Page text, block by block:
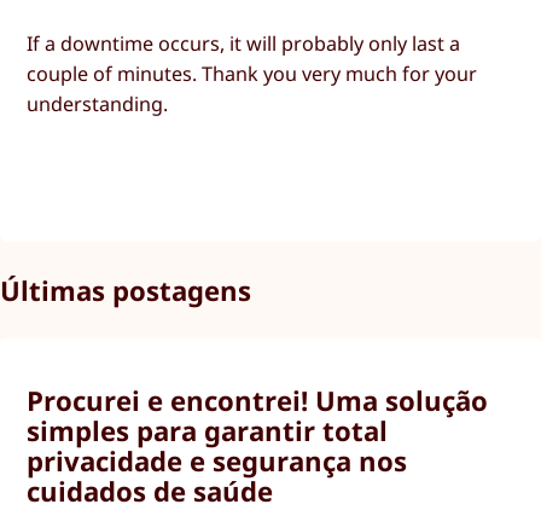
If a downtime occurs, it will probably only last a
couple of minutes. Thank you very much for your
understanding.
Últimas postagens
Procurei e encontrei! Uma solução
simples para garantir total
privacidade e segurança nos
cuidados de saúde